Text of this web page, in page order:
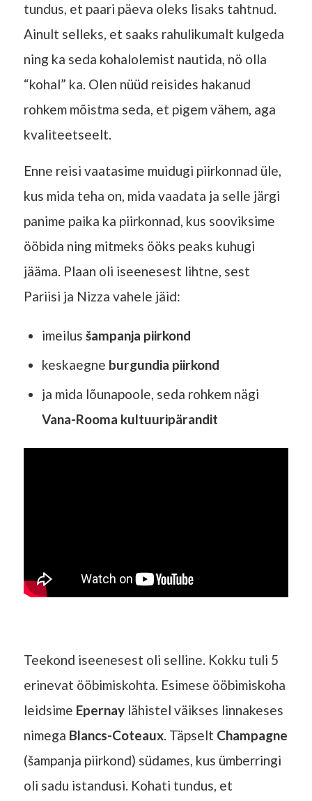
tundus, et paari päeva oleks lisaks tahtnud.
Ainult selleks, et saaks rahulikumalt kulgeda
ning ka seda kohalolemist nautida, nö olla
“kohal” ka. Olen nüüd reisides hakanud
rohkem mõistma seda, et pigem vähem, aga
kvaliteetseelt.
Enne reisi vaatasime muidugi piirkonnad üle,
kus mida teha on, mida vaadata ja selle järgi
panime paika ka piirkonnad, kus sooviksime
ööbida ning mitmeks ööks peaks kuhugi
jääma. Plaan oli iseenesest lihtne, sest
Pariisi ja Nizza vahele jäid:
imeilus šampanja piirkond
keskaegne burgundia piirkond
ja mida lõunapoole, seda rohkem nägi
Vana-Rooma kultuuripärandit
Teekond iseenesest oli selline. Kokku tuli 5
erinevat ööbimiskohta. Esimese ööbimiskoha
leidsime Epernaylähistel väikses linnakeses
nimega Blancs-Coteaux. Täpselt Champagne
(šampanja piirkond) südames, kus ümberringi
oli sadu istandusi. Kohati tundus, et